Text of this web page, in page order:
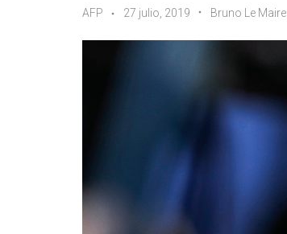
AFP 27 julio, 2019 Bruno Le Maire